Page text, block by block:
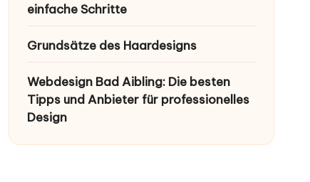
einfache Schritte
Grundsätze des Haardesigns
Webdesign Bad Aibling: Die besten
Tipps und Anbieter für professionelles
Design